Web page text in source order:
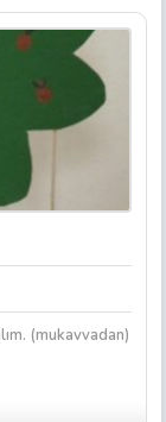
(mukavvadan)